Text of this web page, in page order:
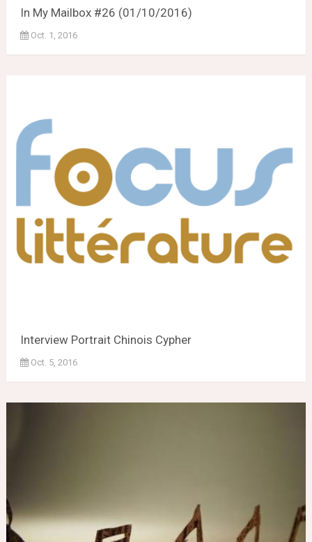
In My Mailbox #26 (01/10/2016)
Oct. 1, 2016
Interview Portrait Chinois Cypher
Oct. 5, 2016